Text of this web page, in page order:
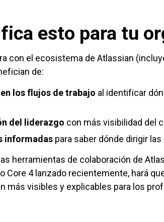
esto para tu
con el ecosistema de Atlassian
de:
los flujos de trabajo al identificar
del liderazgo con más visibilidad del
informadas para saber dónde dirigir
herramientas de colaboración de
Core 4 lanzado recientemente, hará
más visibles y explicables para los